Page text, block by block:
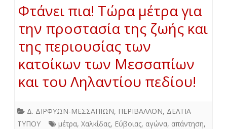
Φτάνει πια! Τώρα μέτρα για
την προστασία της ζωής και
της περιουσίας των
κατοίκων των Μεσσαπίων
και του Ληλαντίου πεδίου!
Δ. ΔΙΡΦΥΩΝ-ΜΕΣΣΑΠΙΩΝ, ΠΕΡΙΒΑΛΛΟΝ, ΔΕΛΤΙΑ
ΤΥΠΟΥ
μέτρα, Χαλκίδας, Εύβοιας, αγώνα, απάντηση,